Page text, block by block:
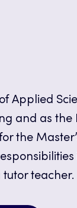
Applied
and as the
the
tutor teacher.